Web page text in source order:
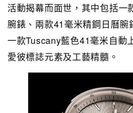
活動揭幕而面世，其中包括一
腕錶、兩款41毫米精鋼日曆腕
一款Tuscany藍色41毫米自動
愛彼標誌元素及工藝精髓。